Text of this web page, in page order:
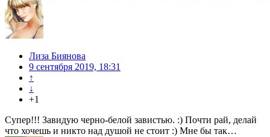
Лиза Биянова
9 сентября 2019, 18:31
↑
↓
+1
Супер!!! Завидую черно-белой завистью. :) Почти рай, делай
что хочешь и никто над душой не стоит :) Мне бы так…